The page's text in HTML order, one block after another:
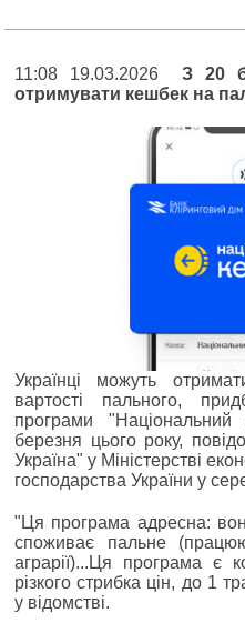
11:08 19.03.2026З 20
отримувати кешбек на
Українці можуть
вартості пального,
програми
березня цього року,
Україна" у Міністерстві
господарства України у
"Ця програма адресна:
споживає пальне
аграрії)...Ця програма є
різкого стрибка цін, до 1
у відомстві.